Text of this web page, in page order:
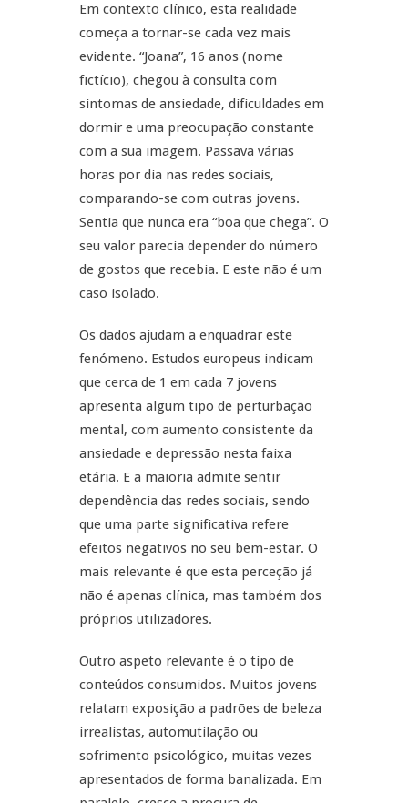
Em contexto clínico, esta realidade
começa a tornar-se cada vez mais
evidente. “Joana”, 16 anos (nome
fictício), chegou à consulta com
sintomas de ansiedade, dificuldades em
dormir e uma preocupação constante
com a sua imagem. Passava várias
horas por dia nas redes sociais,
comparando-se com outras jovens.
Sentia que nunca era “boa que chega”. O
seu valor parecia depender do número
de gostos que recebia. E este não é um
caso isolado.
Os dados ajudam a enquadrar este
fenómeno. Estudos europeus indicam
que cerca de 1 em cada 7 jovens
apresenta algum tipo de perturbação
mental, com aumento consistente da
ansiedade e depressão nesta faixa
etária. E a maioria admite sentir
dependência das redes sociais, sendo
que uma parte significativa refere
efeitos negativos no seu bem-estar. O
mais relevante é que esta perceção já
não é apenas clínica, mas também dos
próprios utilizadores.
Outro aspeto relevante é o tipo de
conteúdos consumidos. Muitos jovens
relatam exposição a padrões de beleza
irrealistas, automutilação ou
sofrimento psicológico, muitas vezes
apresentados de forma banalizada. Em